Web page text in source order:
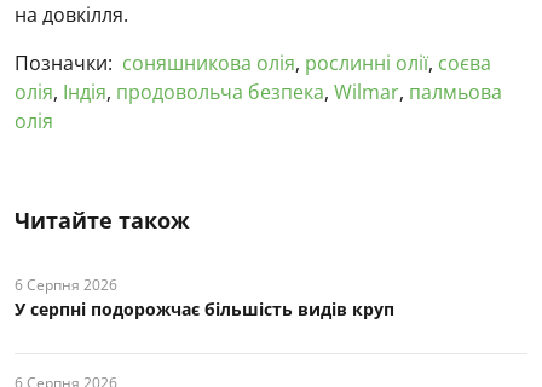
на довкілля.
Позначки: соняшникова олія, рослинні олії, соєва
олія, Індія, продовольча безпека, Wilmar, палмьова
олія
Читайте також
6 Серпня 2026
У серпні подорожчає більшість видів круп